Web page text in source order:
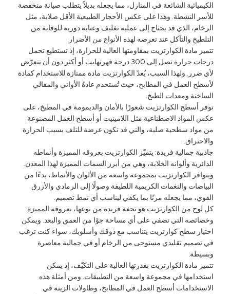
الشائعة في المنازل، مما يجعله بديلاً يتطلب صيانة منخفضة
النشطة. وهذا على عكس الأحجار الطبيعية الأقل صلابة، مثل
الذي قد يحتاج إلى عملية تغليف وعناية دورية للوقاية من
والتآكل عند تعرضه لهذه الأنواع من الأضرار.
مادة الكوارتزيت بمقاومتها العالية للحرارة، إذ تستطيع تحمل
درجات حرارة تصل إلى 300 درجة فهرنهايت أو أكثر دون أن تتعرّض
ضرر. ولهذا السبب، يُعدّ الكوارتزيت مادة ممتازة للاستخدام كمادة
العمل في المطابخ، حيث تُستخدم عادةً الأواني والمقالي
ومعدات الطبخ.
أسطح الكوارتزيت شعورًا بالأمان والديمومة في المطبخ، على
المواد الاصطناعية مثل اللامينيت أو أسطح العمل المصنوعة
مواد سطحية صلبة، والتي قد تكون عرضة للتلف بسبب الحرارة
جمالية فريدة: يتميّز الكوارتزيت بعروقه المميزة وأنماطه
وألوانه الخلابة، وهي من أبرز السمات المميزة لهذا المعدن.
الكوارتزيت بمجموعة واسعة من الألوان والأنماط، بدءًا من
والنغمات الكريمية اللطيفة وصولًا إلى الرمادي والأزرق
مما يجعله مرنًا بما يكفي ليناسب أي نمط تصميم.
لوح من الكوارتزيت هو تحفة فريدة من نوعها، بعروقه المميزة
التي تضفي على أي مساحة جوًا من العمق والبعد. ويمكن
سطح كوارتزيت يتناسب مع ذوقك وأسلوبك، سواء كنت ترغب
تصميم تقليدي مستوحى من الرخام أو في جمالية معاصرة
مادة الكوارتزيت بقدرتها العالية على التكيّف، إذ يمكن
في مجموعة واسعة من التطبيقات. ومن أمثلة هذه
أسطح العمل في المطابخ، وطاولات الزينة في